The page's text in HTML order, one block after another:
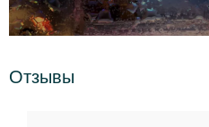
Отзывы